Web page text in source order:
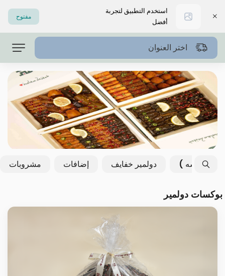
استخدم التطبيق لتجربة
أفضل
مفتوح
اختر العنوان
- سمبوسه ) دولمير خفايف إضافات مشروبات
بوكسات دولمير